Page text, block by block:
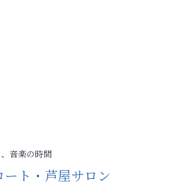
音楽の時間
ト・芦屋サロン